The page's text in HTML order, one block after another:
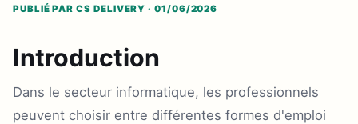
PUBLIÉ PAR CS DELIVERY · 01/06/2026
Introduction
Dans le secteur informatique, les professionnels
peuvent choisir entre différentes formes d'emploi